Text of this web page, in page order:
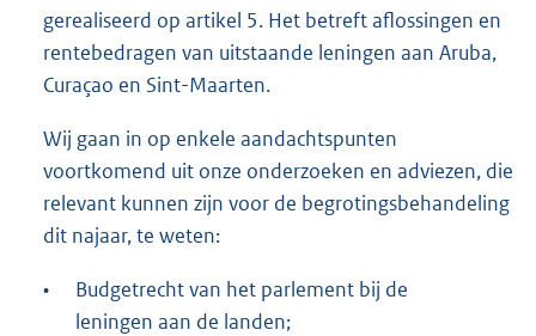
gerealiseerd op artikel 5. Het betreft aflossingen en
rentebedragen van uitstaande leningen aan Aruba,
Curaçao en Sint-Maarten.
Wij gaan in op enkele aandachtspunten
voortkomend uit onze onderzoeken en adviezen, die
relevant kunnen zijn voor de begrotingsbehandeling
dit najaar, te weten:
•
Budgetrecht van het parlement bij de
leningen aan de landen;